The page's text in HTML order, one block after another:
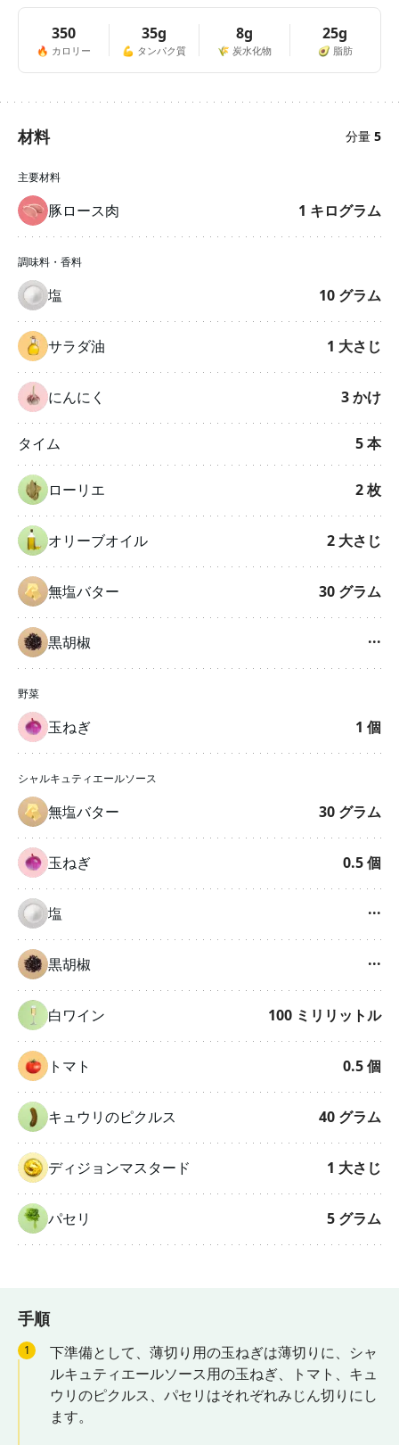
350
🔥 カロリー
35g
💪 タンパク質
8g
🌾 炭水化物
25g
🥑 脂肪
材料 分量 5
主要材料
豚ロース肉 1 キログラム
調味料・香料
塩 10 グラム
サラダ油 1 大さじ
にんにく 3かけ
タイム 5本
ローリエ 2枚
オリーブオイル 2 大さじ
無塩バター 30 グラム
黒胡椒 ···
野菜
玉ねぎ 1 個
シャルキュティエールソース
無塩バター 30 グラム
玉ねぎ 0.5個
塩 ···
黒胡椒 ···
白ワイン 100 ミリリットル
トマト 0.5個
キュウリのピクルス 40 グラム
ディジョンマスタード 1 大さじ
パセリ 5 グラム
手順
1
下準備として、薄切り用の玉ねぎは薄切りに、シャ
ルキュティエールソース用の玉ねぎ、トマト、キュ
ウリのピクルス、パセリはそれぞれみじん切りにし
ます。